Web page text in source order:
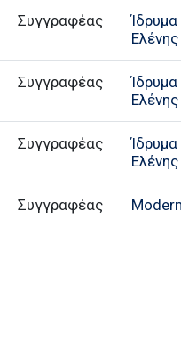
Συγγραφέας
Συγγραφέας
Συγγραφέας
Συγγραφέας